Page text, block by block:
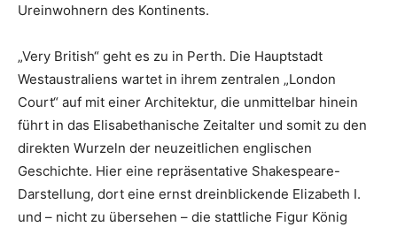
Ureinwohnern des Kontinents.
„Very British“ geht es zu in Perth. Die Hauptstadt
Westaustraliens wartet in ihrem zentralen „London
Court“ auf mit einer Architektur, die unmittelbar hinein
führt in das Elisabethanische Zeitalter und somit zu den
direkten Wurzeln der neuzeitlichen englischen
Geschichte. Hier eine repräsentative Shakespeare-
Darstellung, dort eine ernst dreinblickende Elizabeth I.
und – nicht zu übersehen – die stattliche Figur König